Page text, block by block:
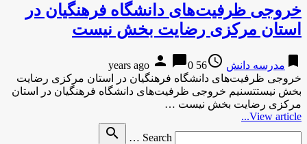
خروجی ظرفیت‌های دانشگاه فرهنگیان در
استان مرکزی رضایت بخش نیست
bookmark مدرسه دانش access_time
56 years ago
person chat_bubble0
خروجی ظرفیت‌های دانشگاه فرهنگیان در استان مرکزی رضایت
بخش نیستتسنیم خروجی ظرفیت‌های دانشگاه فرهنگیان در استان
مرکزی رضایت بخش نیست …
View article...
Search …
search